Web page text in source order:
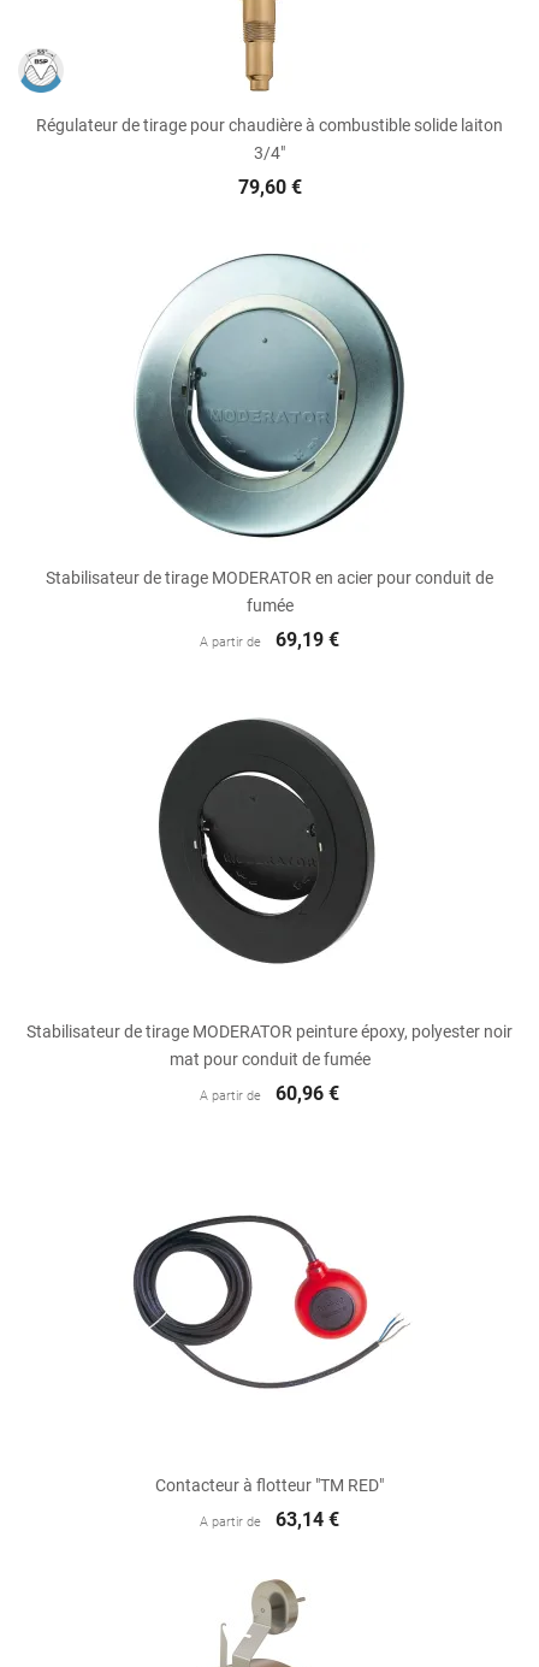
Régulateur de tirage pour chaudière à combustible solide laiton
3/4"
79,60 €
Stabilisateur de tirage MODERATOR en acier pour conduit de
fumée
A partir de 69,19 €
Stabilisateur de tirage MODERATOR peinture époxy, polyester noir
mat pour conduit de fumée
A partir de 60,96 €
Contacteur à flotteur "TM RED"
A partir de 63,14 €